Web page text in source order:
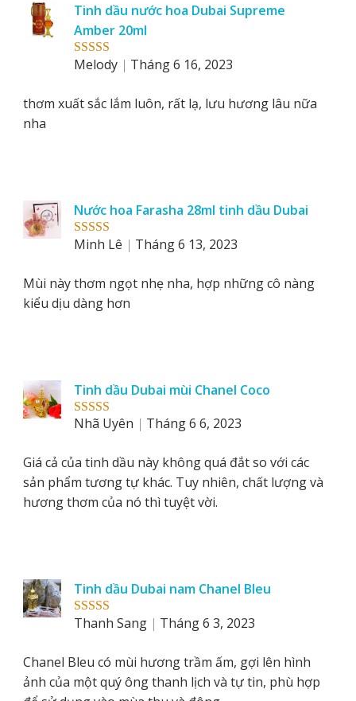
Rated5out
Tinh dầu nước hoa Dubai Supreme
Amber 20ml
Melody
Tháng 6 16, 2023
thơm xuất sắc lắm luôn, rất lạ, lưu hương lâu nữa
nha
Rated 5out
Nước hoa Farasha 28ml tinh dầu Dubai
Minh Lê
Tháng 6 13, 2023
Mùi này thơm ngọt nhẹ nha, hợp những cô nàng
kiểu dịu dàng hơn
Rated5out
Tinh dầu Dubai mùi Chanel Coco
Nhã Uyên
Tháng 6 6, 2023
Giá cả của tinh dầu này không quá đắt so với các
sản phẩm tương tự khác. Tuy nhiên, chất lượng và
hương thơm của nó thì tuyệt vời.
Rated 5out
Tinh dầu Dubai nam Chanel Bleu
Thanh Sang
Tháng 6 3, 2023
Chanel Bleu có mùi hương trầm ấm, gợi lên hình
ảnh của một quý ông thanh lịch và tự tin, phù hợp